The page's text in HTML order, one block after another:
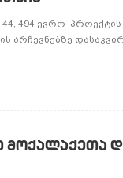
44, 494 ევრო
არჩევნებზე
მოქალაქეთა